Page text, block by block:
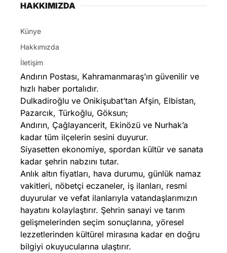
HAKKIMIZDA
Künye
Hakkımızda
İletişim
Andırın Postası, Kahramanmaraş’ın güvenilir ve
hızlı haber portalıdır.
Dulkadiroğlu ve Onikişubat’tan Afşin, Elbistan,
Pazarcık, Türkoğlu, Göksun;
Andırın, Çağlayancerit, Ekinözü ve Nurhak’a
kadar tüm ilçelerin sesini duyurur.
Siyasetten ekonomiye, spordan kültür ve sanata
kadar şehrin nabzını tutar.
Anlık altın fiyatları, hava durumu, günlük namaz
vakitleri, nöbetçi eczaneler, iş ilanları, resmi
duyurular ve vefat ilanlarıyla vatandaşlarımızın
hayatını kolaylaştırır. Şehrin sanayi ve tarım
gelişmelerinden seçim sonuçlarına, yöresel
lezzetlerinden kültürel mirasına kadar en doğru
bilgiyi okuyucularına ulaştırır.